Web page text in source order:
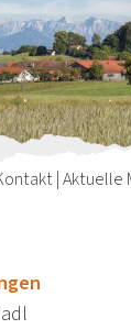
|Aktuelle